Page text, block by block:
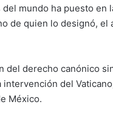
mundo ha puesto en
de quien lo designó, el
del derecho canónico
del
México.